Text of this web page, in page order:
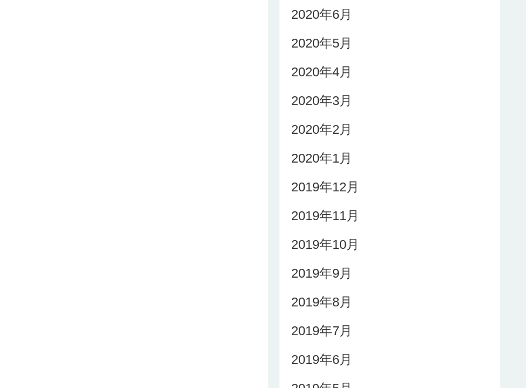
2020年6月
2020年5月
2020年4月
2020年3月
2020年2月
2020年1月
2019年12月
2019年11月
2019年10月
2019年9月
2019年8月
2019年7月
2019年6月